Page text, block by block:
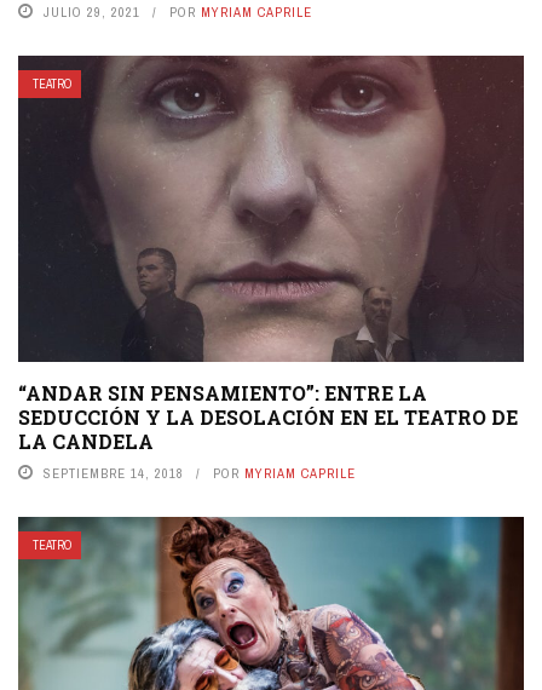
JULIO 29, 2021 POR MYRIAM CAPRILE
TEATRO
“ANDAR SIN PENSAMIENTO”: ENTRE LA
SEDUCCIÓN Y LA DESOLACIÓN EN EL TEATRO DE
LA CANDELA
SEPTIEMBRE 14, 2018 POR MYRIAM CAPRILE
TEATRO